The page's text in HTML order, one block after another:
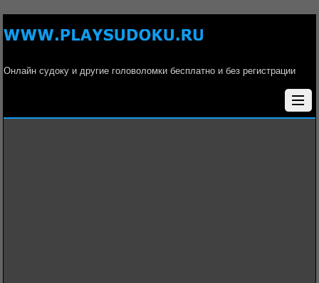
Онлайн судоку и другие головоломки бесплатно и без регистрации